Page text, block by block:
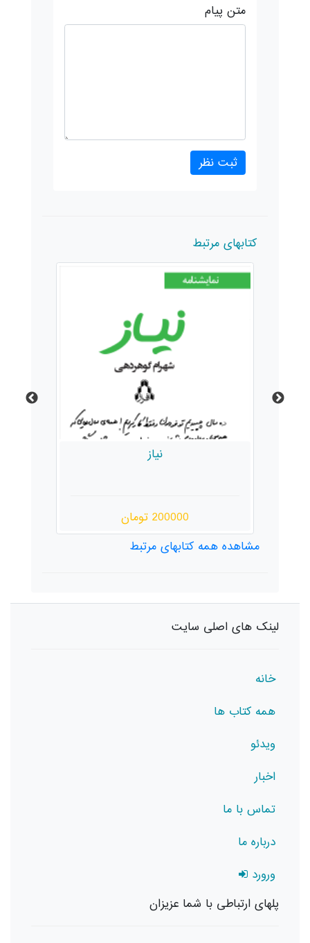
متن پیام
کتابهای مرتبط
نیاز
200000 تومان
مشاهده همه کتابهای مرتبط
لینک های اصلی سایت
خانه
همه کتاب ها
ویدئو
اخبار
تماس با ما
درباره ما
ورورد
پلهای ارتباطی با شما عزیزان